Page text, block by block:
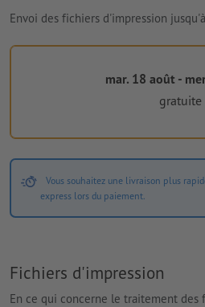
Envoi des fichiers d'impression
mar. 18 août -
gratuite
Vous souhaitez une livraison plus
express lors du paiement.
Fichiers d'impression
En ce qui concerne le traitement des